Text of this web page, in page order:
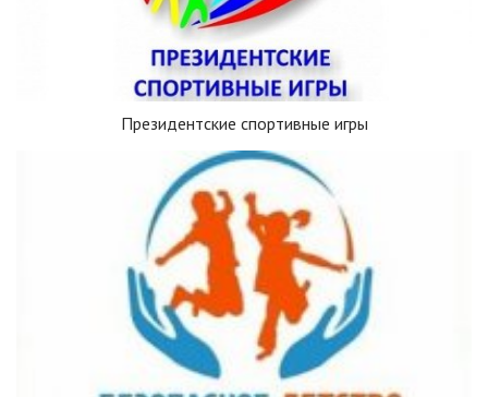
Президентские спортивные игры